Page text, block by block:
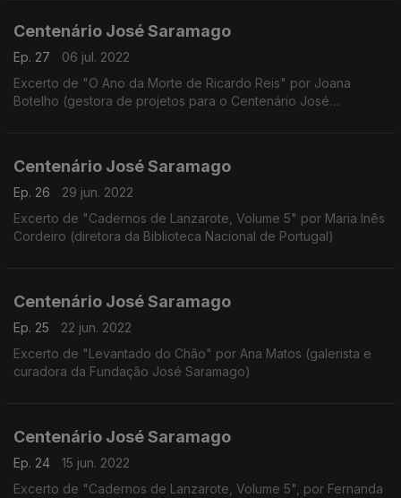
Centenário José Saramago
Ep. 27
06 jul. 2022
Excerto de "O Ano da Morte de Ricardo Reis" por Joana
Botelho (gestora de projetos para o Centenário José
Centenário José Saramago
Ep. 26
29 jun. 2022
Excerto de "Cadernos de Lanzarote, Volume 5" por Maria Inês
Cordeiro (diretora da Biblioteca Nacional de Portugal)
Centenário José Saramago
Ep. 25
22 jun. 2022
Excerto de "Levantado do Chão" por Ana Matos (galerista e
curadora da Fundação José Saramago)
Centenário José Saramago
Ep. 24
15 jun. 2022
Excerto de "Cadernos de Lanzarote, Volume 5", por Fernanda